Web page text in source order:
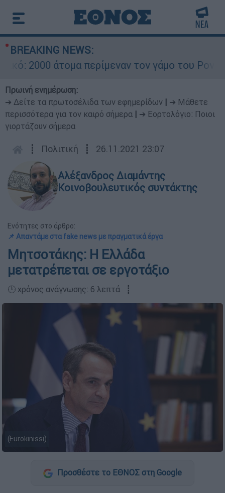
BREAKING NEWS:
άτομα περίμεναν τον γάμο του Ρονάλντο
Πρωινή ενημέρωση:
➔ Δείτε τα πρωτοσέλιδα των εφημερίδων
➔ Μάθετε
περισσότερα για τον καιρό σήμερα
➔ Εορτολόγιο: Ποιοι
γιορτάζουν σήμερα
┋ Πολιτική ┋ 26.11.2021 23:07
Αλέξανδρος Διαμάντης
Κοινοβουλευτικός συντάκτης
Ενότητες στο άρθρο:
📌 Απαντάμε στα fake news με πραγματικά έργα
Μητσοτάκης: Η Ελλάδα
μετατρέπεται σε εργοτάξιο
🕛 χρόνος ανάγνωσης: 6 λεπτά ┋
(Eurokinissi)
Προσθέστε το ΕΘΝΟΣ στη Google